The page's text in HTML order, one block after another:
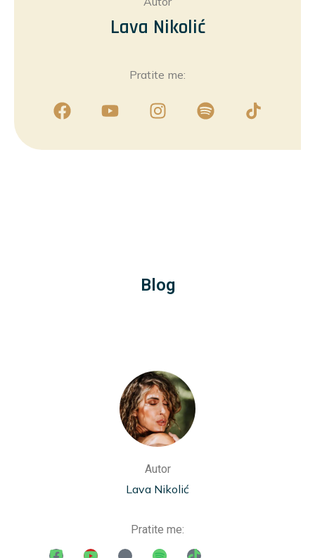
Lava Nikolić
Pratite me:
Blog
Autor
Lava Nikolić
Pratite me: